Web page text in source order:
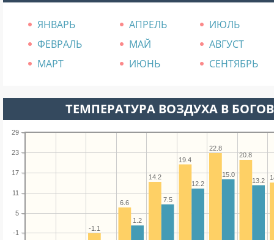
ЯНВАРЬ АПРЕЛЬ
ИЮЛЬ
ФЕВРАЛЬ
МАЙ
АВГУСТ
МАРТ
ИЮНЬ СЕНТЯБРЬ
ТЕМПЕРАТУРА ВОЗДУХА В
-1
5
11
17
23
29
20.8
22.8
19.4
14.2
6.6
-1.1
13.2
15.0
12.2
7.5
1.2